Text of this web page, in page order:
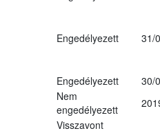
Engedélyezett 31/
Engedélyezett
30/
Nem
engedélyezett
Visszavont